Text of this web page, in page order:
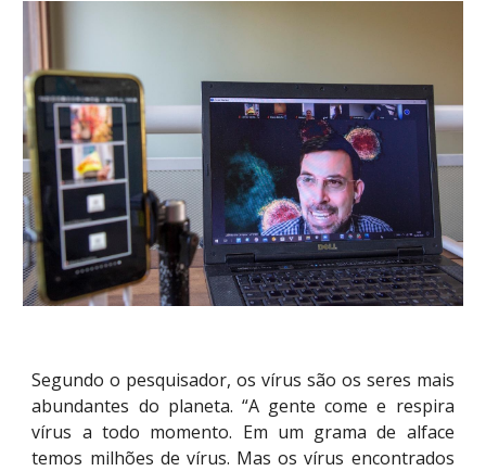
Segundo o pesquisador, os vírus são os seres mais
abundantes do planeta. “A gente come e respira
vírus a todo momento. Em um grama de alface
temos milhões de vírus. Mas os vírus encontrados